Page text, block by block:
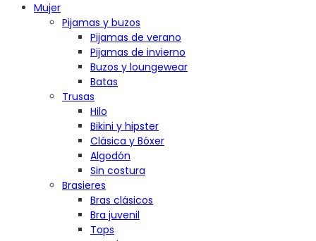
Mujer
Pijamas y buzos
Pijamas de verano
Pijamas de invierno
Buzos y loungewear
Batas
Trusas
Hilo
Bikini y hipster
Clásica y Bóxer
Algodón
Sin costura
Brasieres
Bras clásicos
Bra juvenil
Tops